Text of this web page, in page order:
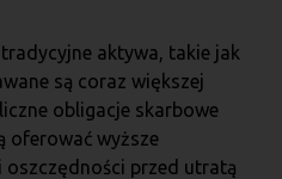
aktywa, takie jak
są coraz większej
obligacje skarbowe
oferować wyższe
przed utratą